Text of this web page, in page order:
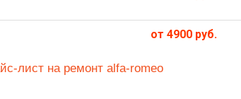
от 4900 руб.
лист на ремонт alfa-romeo